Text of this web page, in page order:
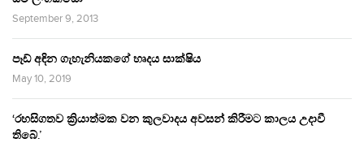
September 9, 2013
පෑඩ් අඳින ගැහැනියකගේ හෘදය සාක්ෂිය
May 10, 2019
‘රහසිගතව ක්‍රියාත්මක වන කුලවාදය අවසන් කිරීමට කාලය උදාවී
තිබේ.’